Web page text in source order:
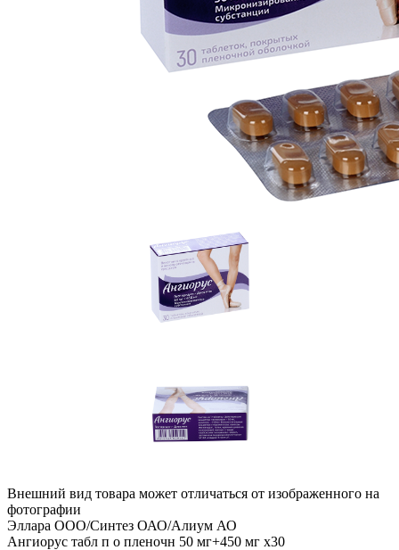
Внешний вид товара может отличаться от изображенного на
фотографии
Эллара ООО/Синтез ОАО/Алиум АО
Ангиорус табл п о пленочн 50 мг+450 мг x30